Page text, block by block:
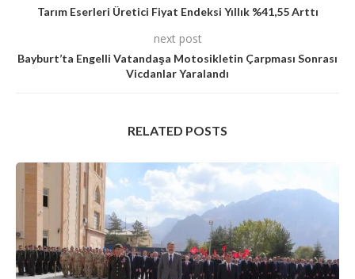
Tarım Eserleri Üretici Fiyat Endeksi Yıllık %41,55 Arttı
next post
Bayburt’ta Engelli Vatandaşa Motosikletin Çarpması Sonrası
Vicdanlar Yaralandı
RELATED POSTS